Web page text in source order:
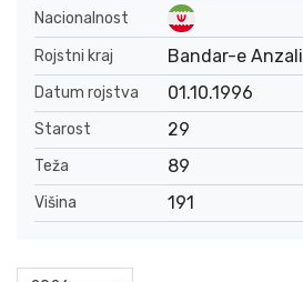
Nacionalnost
Rojstni kraj
Bandar-e Anzali
Datum rojstva 01.10.1996
Starost 29
Teža 89
Višina 191